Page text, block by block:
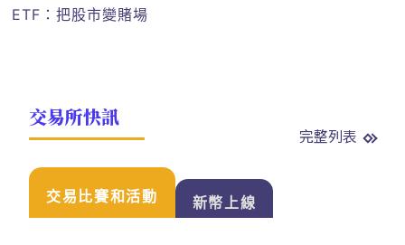
ETF：把股市變賭場
交易所快訊
完整列表
交易比賽和活動 新幣上線